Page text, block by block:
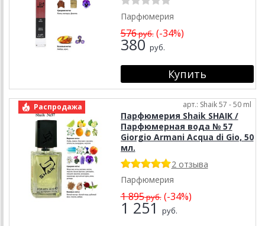
Парфюмерия
576руб.(-34%)
380 руб.
Распродажа арт.: Shaik 57 - 50 ml
Парфюмерия Shaik SHAIK /
Парфюмерная вода № 57
Giorgio Armani Acqua di Gio, 50
мл.
2 отзыва
Парфюмерия
1 895руб.(-34%)
1 251 руб.